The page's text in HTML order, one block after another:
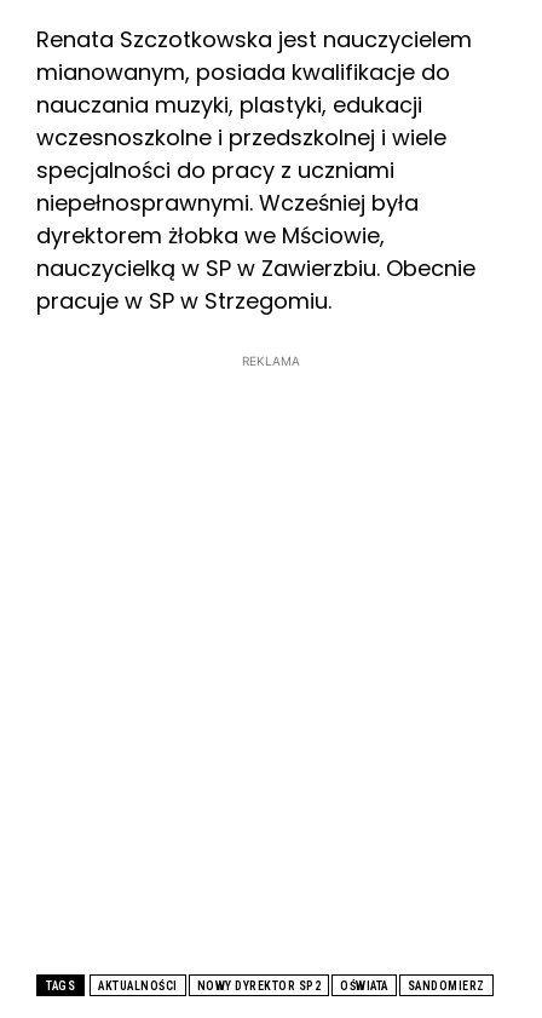
Renata Szczotkowska jest nauczycielem
mianowanym, posiada kwalifikacje do
nauczania muzyki, plastyki, edukacji
wczesnoszkolne i przedszkolnej i wiele
specjalności do pracy z uczniami
niepełnosprawnymi. Wcześniej była
dyrektorem żłobka we Mściowie,
nauczycielką w SP w Zawierzbiu. Obecnie
pracuje w SP w Strzegomiu.
REKLAMA
TAGS AKTUALNOŚCI NOWY DYREKTOR SP2 OŚWIATA SANDOMIERZ